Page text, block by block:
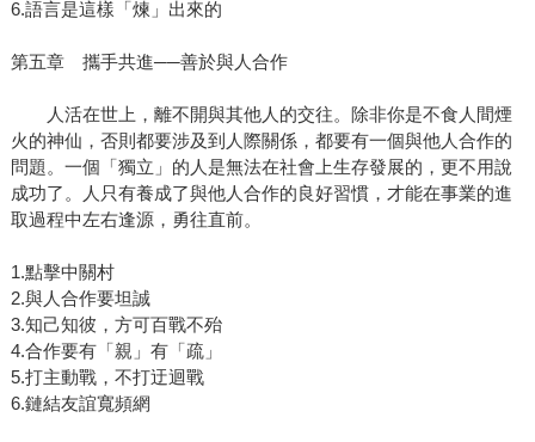
6.語言是這樣「煉」出來的
第五章 攜手共進──善於與人合作
人活在世上，離不開與其他人的交往。除非你是不食人間煙
火的神仙，否則都要涉及到人際關係，都要有一個與他人合作的
問題。一個「獨立」的人是無法在社會上生存發展的，更不用說
成功了。人只有養成了與他人合作的良好習慣，才能在事業的進
取過程中左右逢源，勇往直前。
1.點擊中關村
2.與人合作要坦誠
3.知己知彼，方可百戰不殆
4.合作要有「親」有「疏」
5.打主動戰，不打迂迴戰
6.鏈結友誼寬頻網